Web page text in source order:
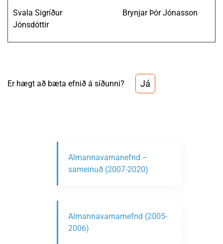
Svala Sigríður
Jónsdóttir
Brynjar Þór Jónasson
Er hægt að bæta efnið á síðunni? Já
Almannavarnanefnd –
sameinuð (2007-2020)
Almannavarnarnefnd (2005-
2006)